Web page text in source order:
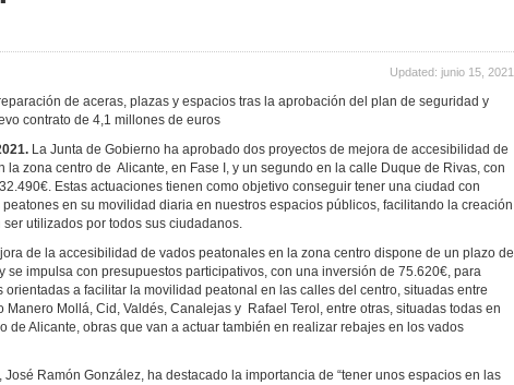
Updated: junio 15, 2021
de aceras, plazas y espacios tras la aprobación del plan de seguridad y
contrato de 4,1 millones de euros
La Junta de Gobierno ha aprobado dos proyectos de mejora de accesibilidad de
zona centro de Alicante, en Fase I, y un segundo en la calle Duque de Rivas, con
Estas actuaciones tienen como objetivo conseguir tener una ciudad con
en su movilidad diaria en nuestros espacios públicos, facilitando la creación
utilizados por todos sus ciudadanos.
de la accesibilidad de vados peatonales en la zona centro dispone de un plazo de
se impulsa con presupuestos participativos, con una inversión de 75.620€, para
a facilitar la movilidad peatonal en las calles del centro, situadas entre
Manero Mollá, Cid, Valdés, Canalejas y Rafael Terol, entre otras, situadas todas en
de Alicante, obras que van a actuar también en realizar rebajes en los vados
José Ramón González, ha destacado la importancia de “tener unos espacios en las